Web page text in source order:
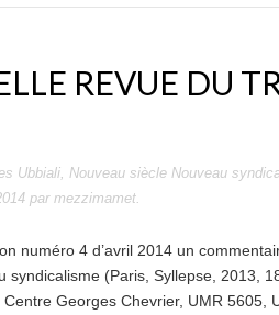
REVUE DU
Ubbiali, Nouveau siècle Nouveau
par mezzimamet.
numéro 4 d’avril 2014 un
syndicalisme (Paris, Syllepse, 2013,
Georges Chevrier, UMR 5605,